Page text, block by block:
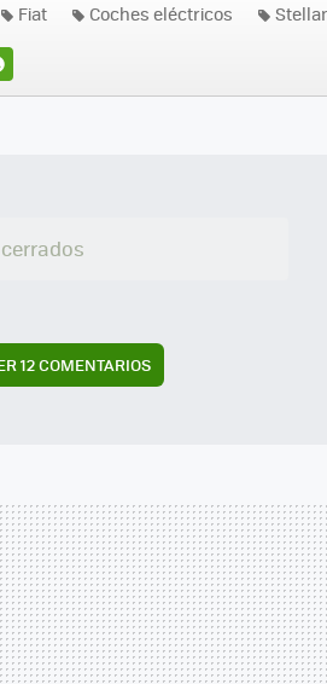
Fiat Coches eléctricos
12 COMENTARIOS